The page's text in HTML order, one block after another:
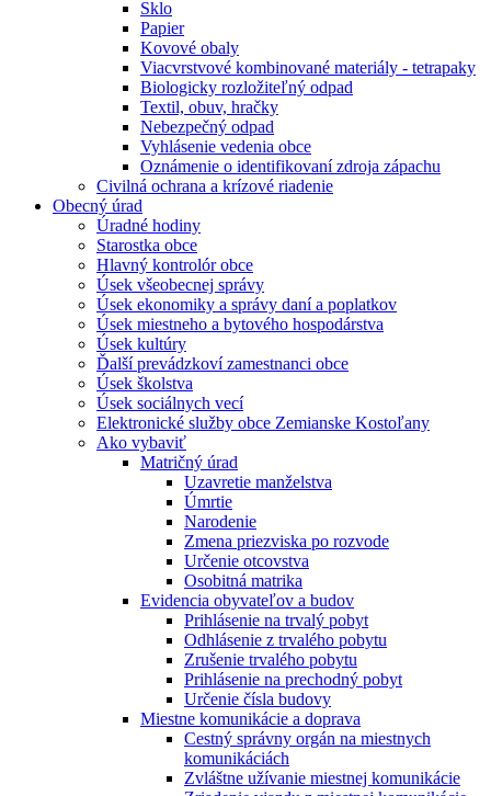
Sklo
Papier
Kovové obaly
Viacvrstvové kombinované materiály - tetrapaky
Biologicky rozložiteľný odpad
Textil, obuv, hračky
Nebezpečný odpad
Vyhlásenie vedenia obce
Oznámenie o identifikovaní zdroja zápachu
Civilná ochrana a krízové riadenie
Obecný úrad
Úradné hodiny
Starostka obce
Hlavný kontrolór obce
Úsek všeobecnej správy
Úsek ekonomiky a správy daní a poplatkov
Úsek miestneho a bytového hospodárstva
Úsek kultúry
Ďalší prevádzkoví zamestnanci obce
Úsek školstva
Úsek sociálnych vecí
Elektronické služby obce Zemianske Kostoľany
Ako vybaviť
Matričný úrad
Uzavretie manželstva
Úmrtie
Narodenie
Zmena priezviska po rozvode
Určenie otcovstva
Osobitná matrika
Evidencia obyvateľov a budov
Prihlásenie na trvalý pobyt
Odhlásenie z trvalého pobytu
Zrušenie trvalého pobytu
Prihlásenie na prechodný pobyt
Určenie čísla budovy
Miestne komunikácie a doprava
Cestný správny orgán na miestnych
komunikáciách
Zvláštne užívanie miestnej komunikácie